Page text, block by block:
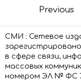
Previous
СМИ : Сетевое
в сфере связи,
массовых
номером ЭЛ № ФС